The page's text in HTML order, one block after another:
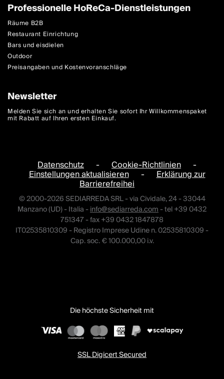
Professionelle HoReCa-Dienstleistungen
Räume B2B
Restaurant Einrichtung
Bars und eisdielen
Outdoor
Preisangaben und Kostenvoranschläge
Newsletter
Melden Sie sich an und erhalten Sie sofort Ihr Willkommenspaket
mit Rabatt auf Ihren ersten Einkauf.
Datenschutz - Cookie-Richtlinien -
Einstellungen aktualisieren - Erklärung zur
Barrierefreihei
© 2000-2026 SEDIARREDA SRL - via Cividale, 24 - 33044
Manzano (UD) - Italia -info@sediarreda.com- tel +39 0432
751347 - fax +39 0432 1847878
IT02535810309 - Registro Imprese Udine n. 02535810309 -
Cap. soc. € 100.000,00 i.v.
Die höchste Sicherheit mit
SSL Digicert Secured